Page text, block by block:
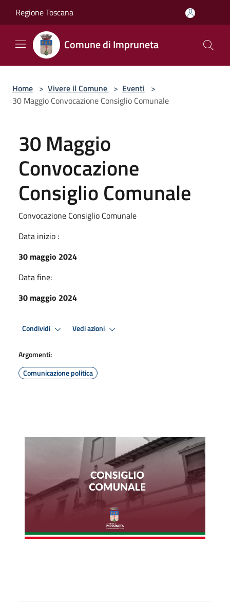
Regione Toscana
Comune di Impruneta
Home > Vivere il Comune > Eventi >
30 Maggio Convocazione Consiglio Comunale
30 Maggio
Convocazione
Consiglio Comunale
Convocazione Consiglio Comunale
Data inizio :
30 maggio 2024
Data fine:
30 maggio 2024
Condividi Vedi azioni
Argomenti:
Comunicazione politica